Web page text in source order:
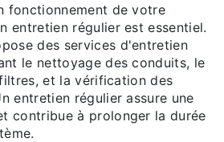
fonctionnement de votre
entretien régulier est essentiel.
des services d'entretien
le nettoyage des conduits, le
et la vérification des
entretien régulier assure une
contribue à prolonger la durée